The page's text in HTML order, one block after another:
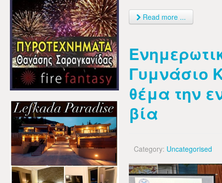
Read more ...
Γυμνάσιο
θέμα την
βία
Category: Uncategorised